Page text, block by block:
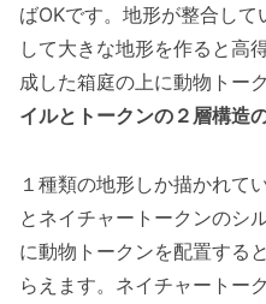
ばOKです。地形が整合し
して大きな地形を作ると高
成した箱庭の上に動物トー
イルとトークンの２層構造
１種類の地形しか描かれて
とネイチャートークンのシ
に動物トークンを配置する
らえます。ネイチャートーク